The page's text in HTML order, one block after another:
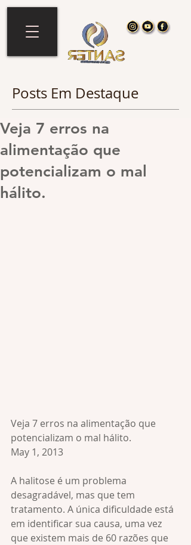
Posts Em Destaque
Veja 7 erros na
alimentação que
potencializam o mal
hálito.
Veja 7 erros na alimentação que
potencializam o mal hálito.
May 1, 2013
A halitose é um problema
desagradável, mas que tem
tratamento. A única dificuldade está
em identificar sua causa, uma vez
que existem mais de 60 razões que